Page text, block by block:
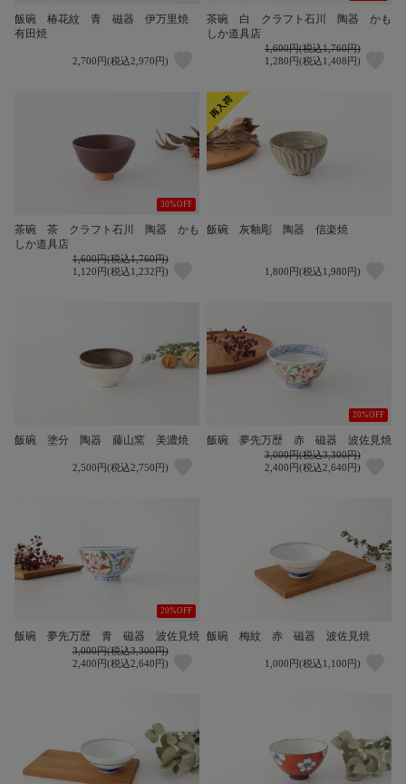
飯碗 椿花紋 青 磁器 伊万里焼
有田焼
2,700円(税込2,970円)
茶碗 白 クラフト石川 陶器 かも
しか道具店
1,600円(税込1,760円)
1,280円(税込1,408円)
30%OFF
茶碗 茶 クラフト石川 陶器 かも
しか道具店
1,600円(税込1,760円)
1,120円(税込1,232円)
飯碗 灰釉彫 陶器 信楽焼
1,800円(税込1,980円)
飯碗 塗分 陶器 藤山窯 美濃焼
2,500円(税込2,750円)
20%OFF
飯碗 夢先万歴 赤 磁器 波佐見焼
3,000円(税込3,300円)
2,400円(税込2,640円)
20%OFF
飯碗 夢先万歴 青 磁器 波佐見焼
3,000円(税込3,300円)
2,400円(税込2,640円)
飯碗 梅紋 赤 磁器 波佐見焼
1,000円(税込1,100円)